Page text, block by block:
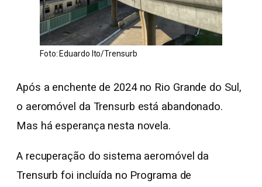
Foto: Eduardo Ito/Trensurb
Após a enchente de 2024 no Rio Grande do Sul,
o aeromóvel da Trensurb está abandonado.
Mas há esperança nesta novela.
A recuperação do sistema aeromóvel da
Trensurb foi incluída no Programa de